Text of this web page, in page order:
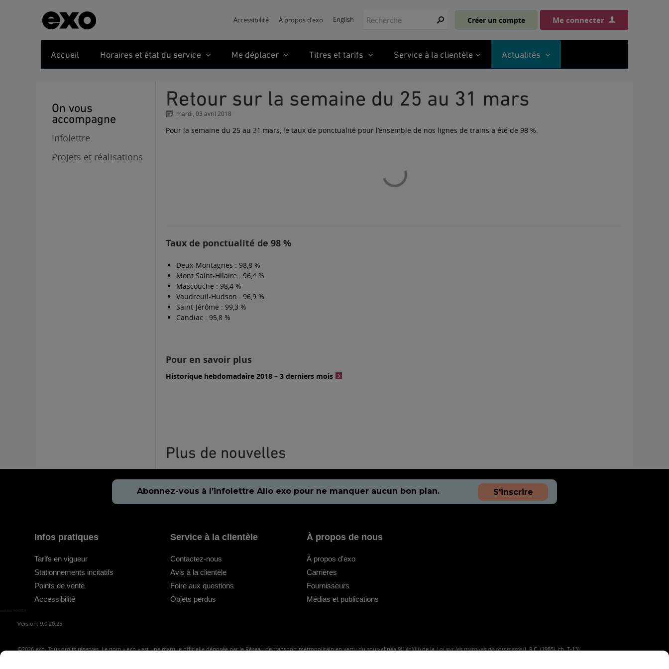
Accessibilité À propos d'exo English Créer un compte Me connecter
Accueil Horaires et état du service Me déplacer Titres et tarifs Service à la clientèle Actualités
On vous
accompagne
Infolettre
Projets et réalisations
Retour sur la semaine du 25 au 31 mars
mardi, 03 avril 2018
Pour la semaine du 25 au 31 mars, le taux de ponctualité pour l’ensemble de nos lignes de trains a été de 98 %.
Taux de ponctualité de 98 %
Deux-Montagnes : 98,8 %
Mont Saint-Hilaire : 96,4 %
Mascouche : 98,4 %
Vaudreuil-Hudson : 96,9 %
Saint-Jérôme : 99,3 %
Candiac : 95,8 %
Pour en savoir plus
Historique hebdomadaire 2018 – 3 derniers mois
Plus de nouvelles
Abonnez-vous à l’infolettre Allo exo pour ne manquer aucun bon plan. S'inscrire
Infos pratiques
Tarifs en vigueur
Stationnements incitatifs
Points de vente
Accessibilité
Service à la clientèle
Contactez-nous
Avis à la clientèle
Foire aux questions
Objets perdus
À propos de nous
À propos d'exo
Carrières
Fournisseurs
Médias et publications
wakasa WAKASA
Version: 9.0.20.25
©2026exo, Tous droits réservés. Le nom « exo » est une marque officielle déposée par le Réseau de transport métropolitain en vertu du sous-alinéa 9(1)(n)(iii) de laLoi sur les marques de commerce(L.R.C. (1985), ch. T-13).